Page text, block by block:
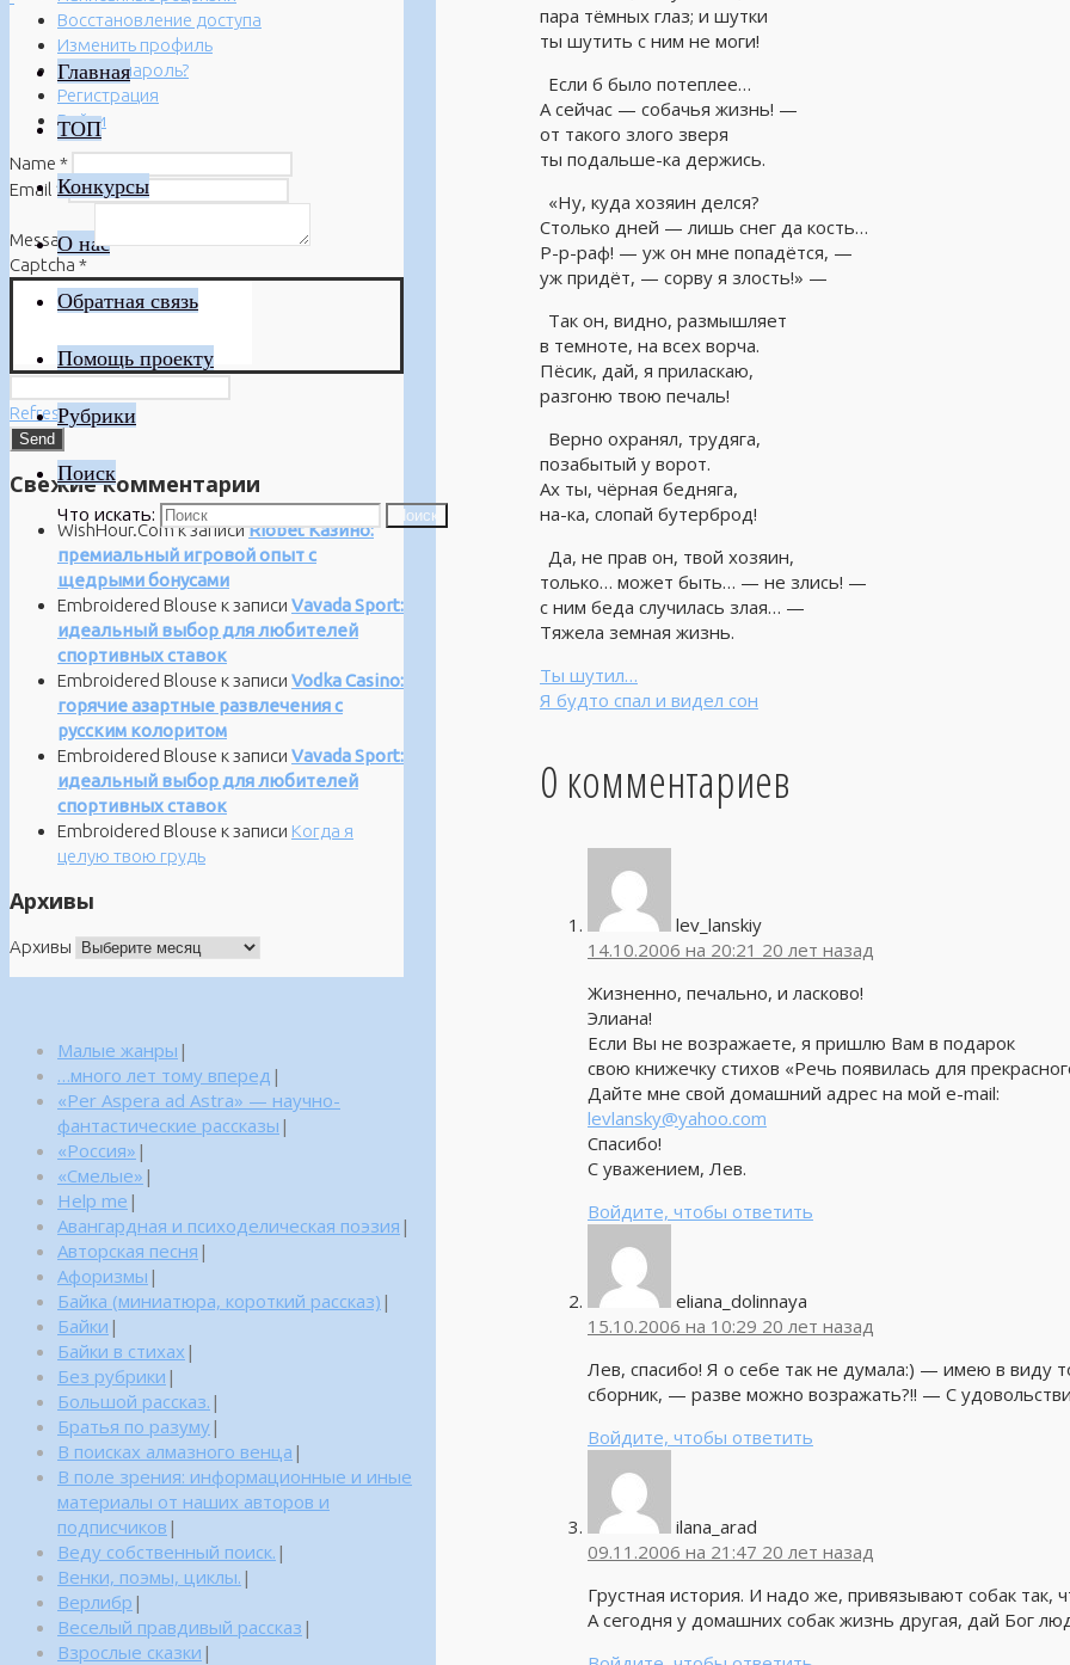
Главная
ТОП
Конкурсы
О нас
Обратная связь
Помощь проекту
Рубрики
Поиск
Что искать: Поиск
пара тёмных глаз; и шутки
ты шутить с ним не моги!
Если б было потеплее…
А сейчас — собачья жизнь! —
от такого злого зверя
ты подальше-ка держись.
«Ну, куда хозяин делся?
Столько дней — лишь снег да кость…
Р-р-раф! — уж он мне попадётся, —
уж придёт, — сорву я злость!» —
Так он, видно, размышляет
в темноте, на всех ворча.
Пёсик, дай, я приласкаю,
разгоню твою печаль!
Верно охранял, трудяга,
позабытый у ворот.
Ах ты, чёрная бедняга,
на-ка, слопай бутерброд!
Да, не прав он, твой хозяин,
только… может быть… — не злись! —
с ним беда случилась злая… —
Тяжела земная жизнь.
Ты шутил…
Я будто спал и видел сон
0 комментариев
lev_lanskiy
14.10.2006 на 20:21 20 лет назад
Жизненно, печально, и ласково!
Элиана!
Если Вы не возражаете, я пришлю Вам в подарок
свою книжечку стихов «Речь появилась для
Дайте мне свой домашний адрес на мой e-mail:
levlansky@yahoo.com
Спасибо!
С уважением, Лев.
Войдите, чтобы ответить
eliana_dolinnaya
15.10.2006 на 10:29 20 лет назад
Лев, спасибо! Я о себе так не думала:) — имею в виду
сборник, — разве можно возражать?!! — С
Войдите, чтобы ответить
ilana_arad
09.11.2006 на 21:47 20 лет назад
Грустная история. И надо же, привязывают собак так,
А сегодня у домашних собак жизнь другая, дай Бог
Восстановление доступа
Изменить профиль
Забыли пароль?
Регистрация
Войти
Name *
Email *
Message*
Captcha *
Refresh
Свежие комментарии
WishHour.Comк записиRiobet Казино:
премиальный игровой опыт с
щедрыми бонусами
Embroidered Blouse к записи Vavada Sport:
идеальный выбор для любителей
спортивных ставок
Embroidered Blouse к записи Vodka Casino:
горячие азартные развлечения с
русским колоритом
Embroidered Blouse к записи Vavada Sport:
идеальный выбор для любителей
спортивных ставок
Embroidered Blouse к записи Когда я
целую твою грудь
Архивы
Архивы
Малые жанры |
…много лет тому вперед |
«Per Aspera ad Astra» — научно-
фантастические рассказы |
«Россия» |
«Смелые» |
Help me |
Авангардная и психоделическая поэзия |
Авторская песня |
Афоризмы |
Байка (миниатюра, короткий рассказ) |
Байки |
Байки в стихах |
Без рубрики |
Большой рассказ. |
Братья по разуму|
В поисках алмазного венца |
В поле зрения: информационные и иные
материалы от наших авторов и
подписчиков |
Веду собственный поиск. |
Венки, поэмы, циклы. |
Верлибр |
Веселый правдивый рассказ |
Взрослые сказки |